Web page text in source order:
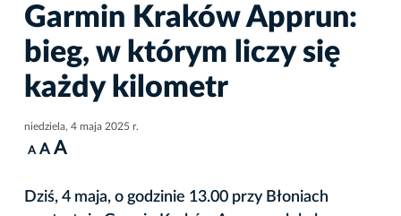
Garmin Kraków Apprun:
bieg, w którym liczy się
każdy kilometr
niedziela, 4 maja 2025 r.
A A A
Dziś, 4 maja, o godzinie 13.00 przy Błoniach